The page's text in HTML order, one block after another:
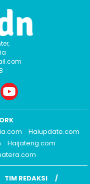
Haiupdate.com
Haijateng.com
TIM REDAKSI